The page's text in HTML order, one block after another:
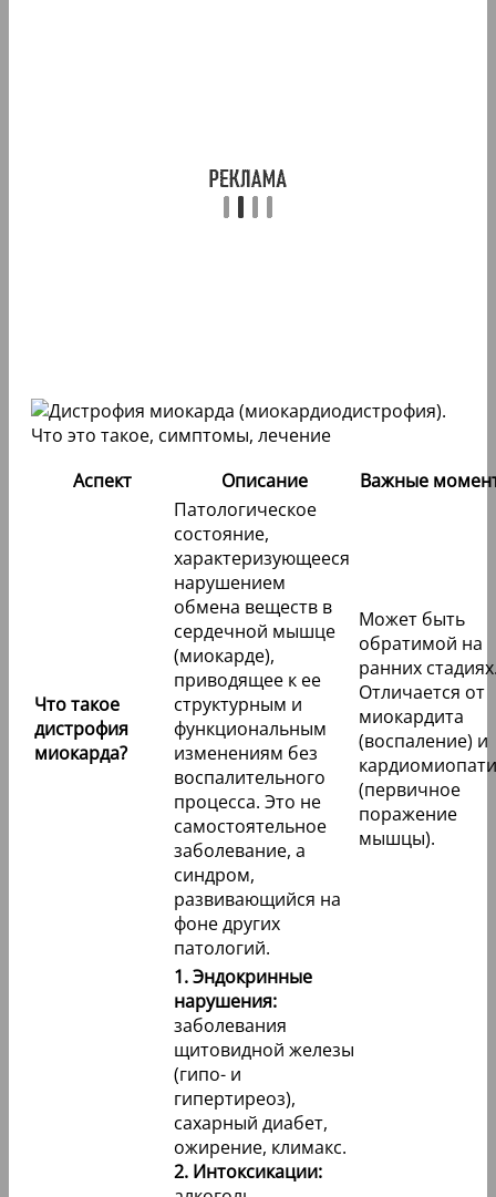
Аспект Описание Важные
Что такое
дистрофия
миокарда?
Патологическое
состояние,
характеризующееся
нарушением
обмена веществ в
сердечной мышце
(миокарде),
приводящее к ее
структурным и
функциональным
изменениям без
воспалительного
процесса. Это не
самостоятельное
заболевание, а
синдром,
развивающийся на
фоне других
патологий.
Может быть
обратимой на
ранних
Отличается от
миокардита
(воспаление) и
(первичное
поражение
мышцы).
1. Эндокринные
нарушения:
заболевания
щитовидной железы
(гипо- и
гипертиреоз),
сахарный диабет,
ожирение, климакс.
2. Интоксикации: